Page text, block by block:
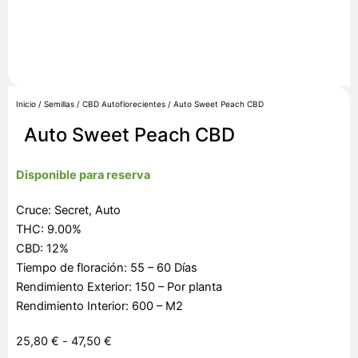
Inicio / Semillas / CBD Autoflorecientes / Auto Sweet Peach CBD
Auto Sweet Peach CBD
Disponible para reserva
Cruce: Secret, Auto
THC: 9.00%
CBD: 12%
Tiempo de floración: 55 – 60 Días
Rendimiento Exterior: 150 – Por planta
Rendimiento Interior: 600 – M2
25,80 € - 47,50 €